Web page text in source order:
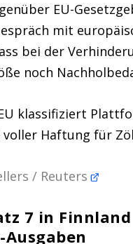
EU-
mit
bei der
noch
klassifiziert
Haftung für
/ Reuters
7 in